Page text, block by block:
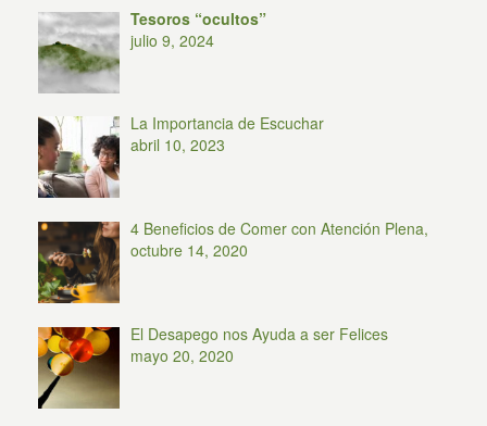
Tesoros “ocultos”
julio 9, 2024
La Importancia de Escuchar
abril 10, 2023
4 Beneficios de Comer con Atención Plena,
octubre 14, 2020
El Desapego nos Ayuda a ser Felices
mayo 20, 2020